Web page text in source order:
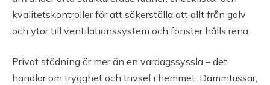
kvalitetskontroller för att säkerställa att allt från golv
och ytor till ventilationssystem och fönster hålls rena.
Privat städning är mer än en vardagssyssla – det
handlar om trygghet och trivsel i hemmet. Dammtussar,